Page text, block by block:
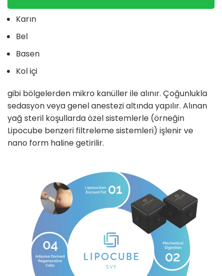
Karın
Bel
Basen
Kol içi
gibi bölgelerden mikro kanüller ile alınır. Çoğunlukla
sedasyon veya genel anestezi altında yapılır. Alınan
yağ steril koşullarda özel sistemlerle (örneğin
Lipocube benzeri filtreleme sistemleri) işlenir ve
nano form haline getirilir.